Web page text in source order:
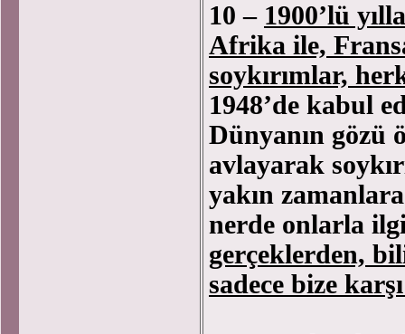
10 – 1900’lü
Afrika ile,
soykırımlar,
1948’de kabul
Dünyanın gözü
avlayarak
yakın
nerde onlarla
gerçeklerden,
sadece bize